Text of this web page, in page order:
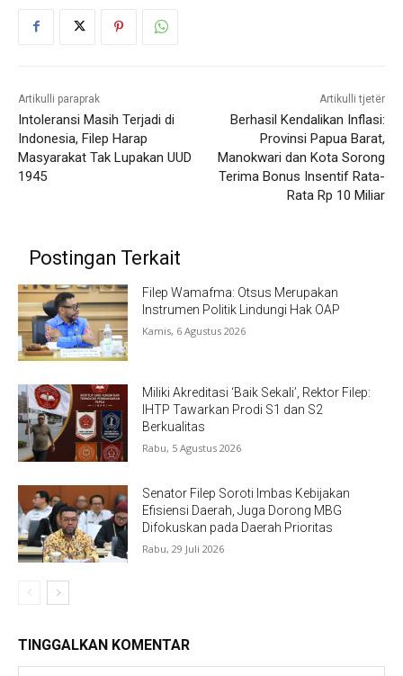
Artikulli paraprak
Intoleransi Masih Terjadi di
Indonesia, Filep Harap
Masyarakat Tak Lupakan UUD
1945
Artikulli tjetër
Berhasil Kendalikan Inflasi:
Provinsi Papua Barat,
Manokwari dan Kota Sorong
Terima Bonus Insentif Rata-
Rata Rp 10 Miliar
Postingan Terkait
Filep Wamafma: Otsus Merupakan
Instrumen Politik Lindungi Hak OAP
Kamis, 6 Agustus 2026
Miliki Akreditasi ‘Baik Sekali’, Rektor Filep:
IHTP Tawarkan Prodi S1 dan S2
Berkualitas
Rabu, 5 Agustus 2026
Senator Filep Soroti Imbas Kebijakan
Efisiensi Daerah, Juga Dorong MBG
Difokuskan pada Daerah Prioritas
Rabu, 29 Juli 2026
TINGGALKAN KOMENTAR